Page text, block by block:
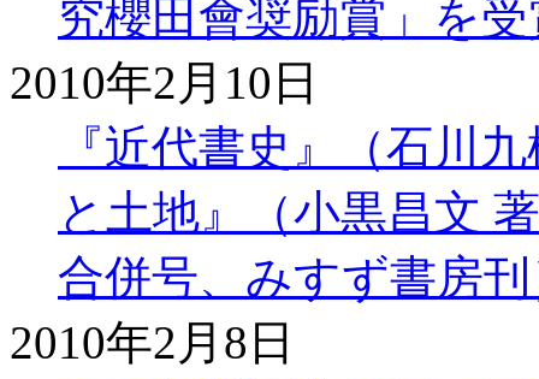
究櫻田會奨励賞」を
2010年2月10日
『近代書史』（石川
と土地』（小黒昌文
合併号、みすず書房
2010年2月8日